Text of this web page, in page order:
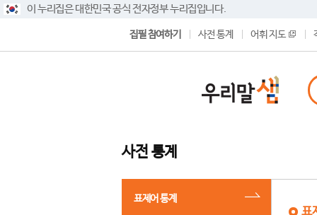
이 누리집은 대한민국 공식 전자정부 누리집입니다.
집필 참여하기 사전 통계 어휘 지도
사전 통계
표제어 통계
표